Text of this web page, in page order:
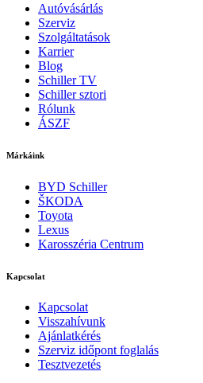
Autóvásárlás
Szerviz
Szolgáltatások
Karrier
Blog
Schiller TV
Schiller sztori
Rólunk
ÁSZF
Márkáink
BYD Schiller
ŠKODA
Toyota
Lexus
Karosszéria Centrum
Kapcsolat
Kapcsolat
Visszahívunk
Ajánlatkérés
Szerviz időpont foglalás
Tesztvezetés